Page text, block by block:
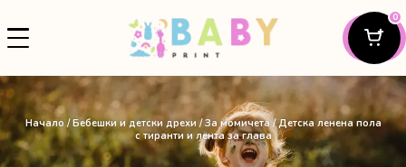
0
Начало /Бебешки и детски дрехи /За момичета/ Детска ленена пола
с тиранти и лента за глава